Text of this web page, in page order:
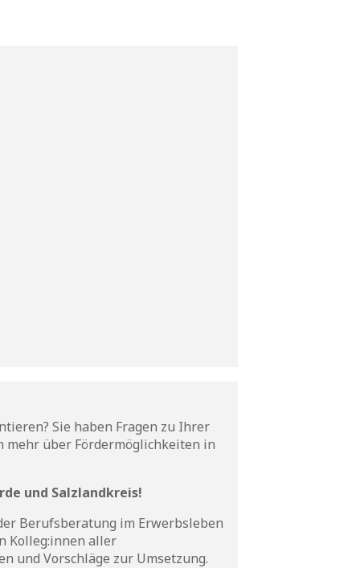
Sie haben Fragen zu Ihrer
mehr über Fördermöglichkeiten in
und Salzlandkreis!
Berufsberatung im Erwerbsleben
Kolleg:innen aller
und Vorschläge zur Umsetzung.